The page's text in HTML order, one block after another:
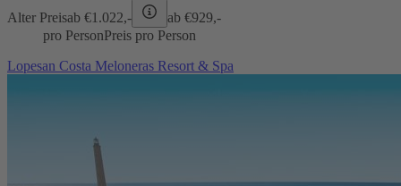
Alter Preisab €1.022,- ab €929,-
pro PersonPreis pro Person
Lopesan Costa Meloneras Resort & Spa